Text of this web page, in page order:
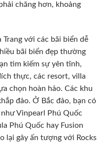
chăng hơn, khoảng
với các bãi biển dễ
bãi biển đẹp thường
tìm kiếm sự yên tĩnh,
thực, các resort, villa
chọn hoàn hảo. Các khu
đảo. Ở Bắc đảo, bạn có
Vinpearl Phú Quốc
Phú Quốc hay Fusion
lại gây ấn tượng với Rocks